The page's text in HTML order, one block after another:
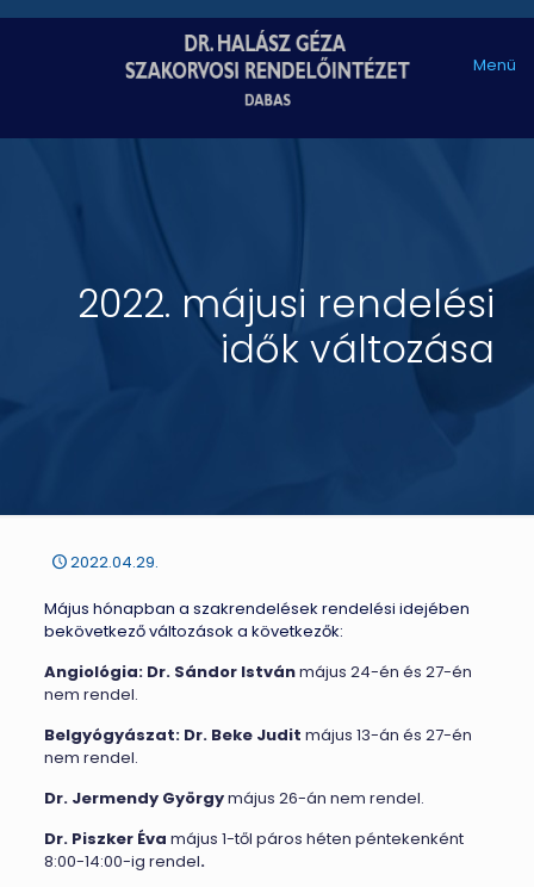
Menü
2022. májusi rendelési
idők változása
2022.04.29.
Május hónapban a szakrendelések rendelési idejében
bekövetkező változások a következők:
Angiológia:Dr. Sándor Istvánmájus 24-én és 27-én
nem rendel.
Belgyógyászat: Dr. Beke Judit május 13-án és 27-én
nem rendel.
Dr. Jermendy Györgymájus 26-án nem rendel.
Dr. Piszker Éva május 1-től páros héten péntekenként
8:00-14:00-ig rendel.